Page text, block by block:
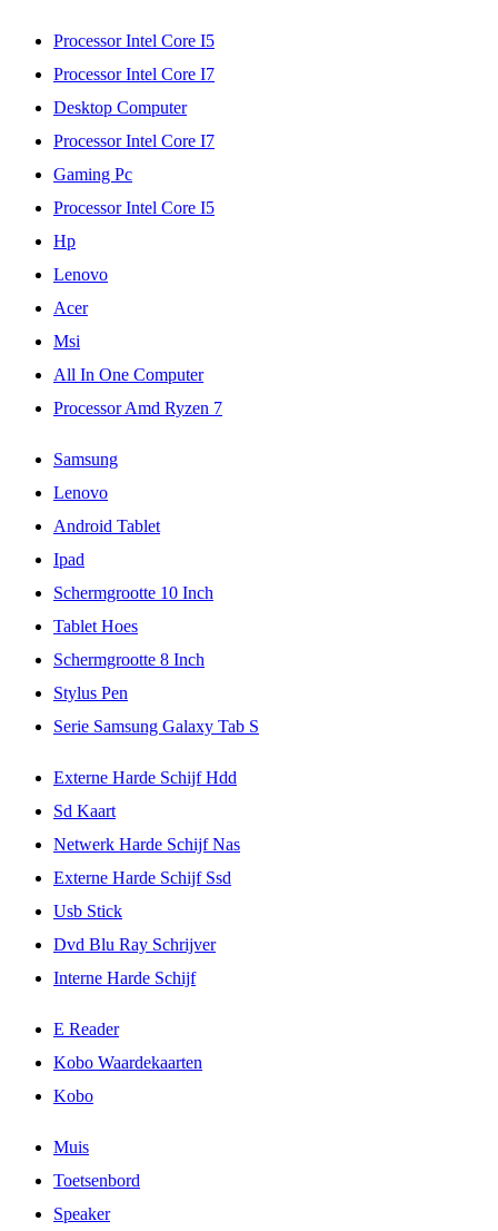
Processor Intel Core I5
Processor Intel Core I7
Desktop Computer
Processor Intel Core I7
Gaming Pc
Processor Intel Core I5
Hp
Lenovo
Acer
Msi
All In One Computer
Processor Amd Ryzen 7
Samsung
Lenovo
Android Tablet
Ipad
Schermgrootte 10 Inch
Tablet Hoes
Schermgrootte 8 Inch
Stylus Pen
Serie Samsung Galaxy Tab S
Externe Harde Schijf Hdd
Sd Kaart
Netwerk Harde Schijf Nas
Externe Harde Schijf Ssd
Usb Stick
Dvd Blu Ray Schrijver
Interne Harde Schijf
E Reader
Kobo Waardekaarten
Kobo
Muis
Toetsenbord
Speaker